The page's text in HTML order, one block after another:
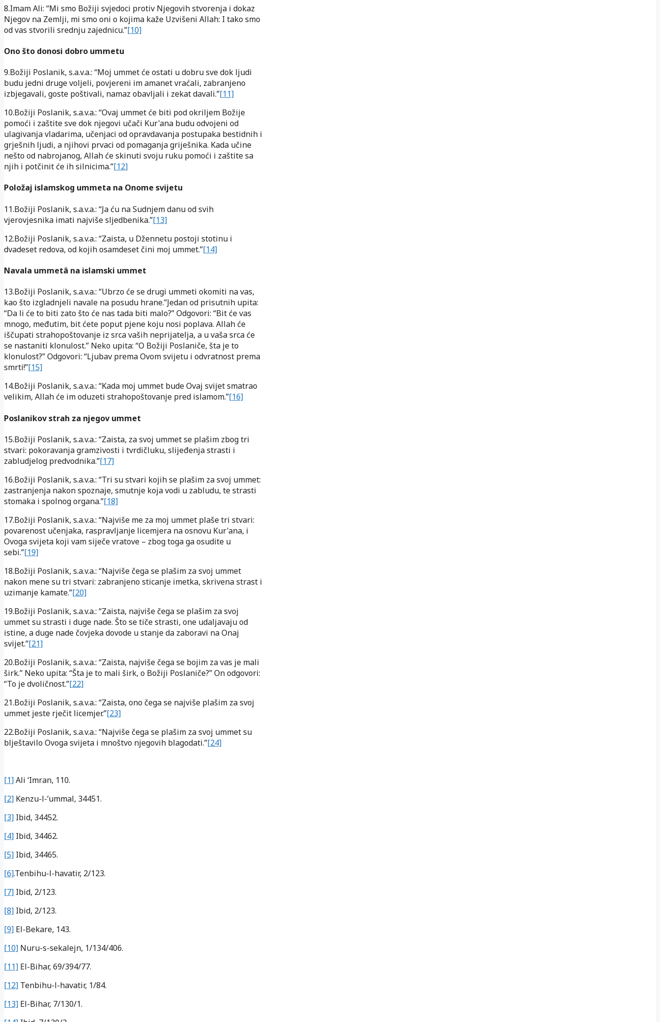
8.Imam Ali: “Mi smo Božiji svjedoci protiv Njegovih stvorenja i dokaz
Njegov na Zemlji, mi smo oni o kojima kaže Uzvišeni Allah: I tako smo
od vas stvorili srednju zajednicu.”[10]
Ono što donosi dobro ummetu
9.Božiji Poslanik, s.a.v.a.: “Moj ummet će ostati u dobru sve dok ljudi
budu jedni druge voljeli, povjereni im amanet vraćali, zabranjeno
izbjegavali, goste poštivali, namaz obavljali i zekat davali.”[11]
10.Božiji Poslanik, s.a.v.a.: “Ovaj ummet će biti pod okriljem Božije
pomoći i zaštite sve dok njegovi učači Kur'ana budu odvojeni od
ulagivanja vladarima, učenjaci od opravdavanja postupaka bestidnih i
grješnih ljudi, a njihovi prvaci od pomaganja griješnika. Kada učine
nešto od nabrojanog, Allah će skinuti svoju ruku pomoći i zaštite sa
njih i potčinit će ih silnicima.”[12]
Položaj islamskog ummeta na Onome svijetu
11.Božiji Poslanik, s.a.v.a.: “Ja ću na Sudnjem danu od svih
vjerovjesnika imati najviše sljedbenika.”[13]
12.Božiji Poslanik, s.a.v.a.: “Zaista, u Džennetu postoji stotinu i
dvadeset redova, od kojih osamdeset čini moj ummet.”[14]
Navala ummetâ na islamski ummet
13.Božiji Poslanik, s.a.v.a.: “Ubrzo će se drugi ummeti okomiti na vas,
kao što izgladnjeli navale na posudu hrane.”Jedan od prisutnih upita:
“Da li će to biti zato što će nas tada biti malo?” Odgovori: “Bit će vas
mnogo, međutim, bit ćete poput pjene koju nosi poplava. Allah će
iščupati strahopoštovanje iz srca vaših neprijatelja, a u vaša srca će
se nastaniti klonulost.” Neko upita: “O Božiji Poslaniče, šta je to
klonulost?” Odgovori: “Ljubav prema Ovom svijetu i odvratnost prema
smrti!”[15]
14.Božiji Poslanik, s.a.v.a.: “Kada moj ummet bude Ovaj svijet smatrao
velikim, Allah će im oduzeti strahopoštovanje pred islamom.”[16]
Poslanikov strah za njegov ummet
15.Božiji Poslanik, s.a.v.a.: “Zaista, za svoj ummet se plašim zbog tri
stvari: pokoravanja gramzivosti i tvrdičluku, slijeđenja strasti i
zabludjelog predvodnika.”[17]
16.Božiji Poslanik, s.a.v.a.: “Tri su stvari kojih se plašim za svoj ummet:
zastranjenja nakon spoznaje, smutnje koja vodi u zabludu, te strasti
stomaka i spolnog organa.”[18]
17.Božiji Poslanik, s.a.v.a.: “Najviše me za moj ummet plaše tri stvari:
povarenost učenjaka, raspravljanje licemjera na osnovu Kur'ana, i
Ovoga svijeta koji vam siječe vratove – zbog toga ga osudite u
sebi.”[19]
18.Božiji Poslanik, s.a.v.a.: “Najviše čega se plašim za svoj ummet
nakon mene su tri stvari: zabranjeno sticanje imetka, skrivena strast i
uzimanje kamate.”[20]
19.Božiji Poslanik, s.a.v.a.: “Zaista, najviše čega se plašim za svoj
ummet su strasti i duge nade. Što se tiče strasti, one udaljavaju od
istine, a duge nade čovjeka dovode u stanje da zaboravi na Onaj
svijet.”[21]
20.Božiji Poslanik, s.a.v.a.: “Zaista, najviše čega se bojim za vas je mali
širk.” Neko upita: “Šta je to mali širk, o Božiji Poslaniče?” On odgovori:
“To je dvoličnost.”[22]
21.Božiji Poslanik, s.a.v.a.: “Zaista, ono čega se najviše plašim za svoj
ummet jeste rječit licemjer.”[23]
22.Božiji Poslanik, s.a.v.a.: “Najviše čega se plašim za svoj ummet su
blještavilo Ovoga svijeta i mnoštvo njegovih blagodati.”[24]
[1]Ali ‘Imran, 110.
[2] Kenzu-l-‘ummal, 34451.
[3] Ibid, 34452.
[4] Ibid, 34462.
[5] Ibid, 34465.
[6].Tenbihu-l-havatir, 2/123.
[7] Ibid, 2/123.
[8] Ibid, 2/123.
[9] El-Bekare, 143.
[10] Nuru-s-sekalejn, 1/134/406.
[11] El-Bihar, 69/394/77.
[12] Tenbihu-l-havatir, 1/84.
[13] El-Bihar, 7/130/1.